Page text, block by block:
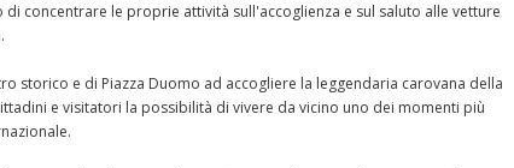
di concentrare le proprie attività sull'accoglienza e sul saluto alle vetture
storico e di Piazza Duomo ad accogliere la leggendaria carovana della
e visitatori la possibilità di vivere da vicino uno dei momenti più